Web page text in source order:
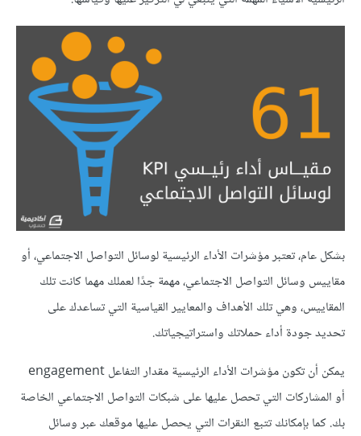
بشكل عام، تعتبر مؤشرات الأداء الرئيسية لوسائل التواصل الاجتماعي، أو
مقاييس وسائل التواصل الاجتماعي، مهمة جدًا لعملك مهما كانت تلك
المقاييس، وهي تلك الأهداف والمعايير القياسية التي تساعدك على
تحديد جودة أداء حملاتك واستراتيجياتك.
يمكن أن تكون مؤشرات الأداء الرئيسية مقدار التفاعل engagement
أو المشاركات التي تحصل عليها على شبكات التواصل الاجتماعي الخاصة
بك. كما بإمكانك تتبع النقرات التي يحصل عليها موقعك عبر وسائل